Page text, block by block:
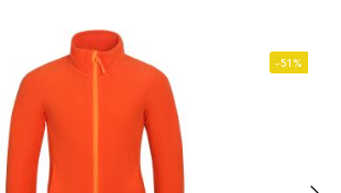
-51%